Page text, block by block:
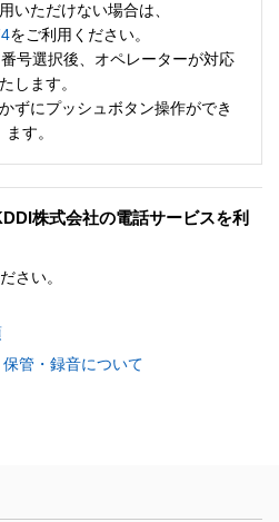
いただけない場合は、
をご利用ください。
号選択後、オペレーターが対応
します。
ずにプッシュボタン操作ができ
ます。
株式会社の電話サービスを利
さい。
管・録音について